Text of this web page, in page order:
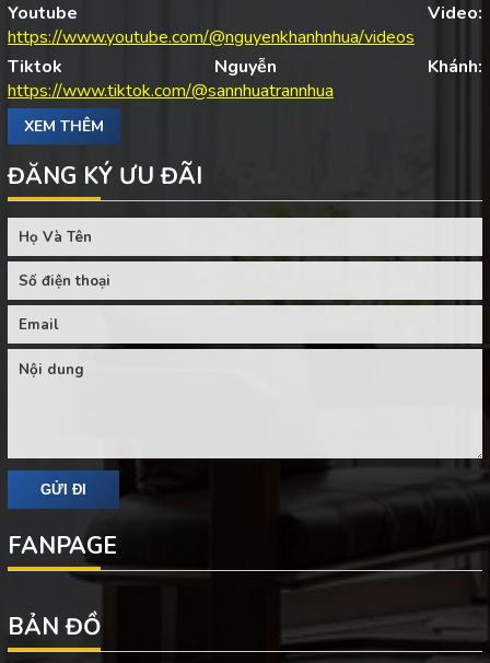
Youtube Video:
https://www.youtube.com/@nguyenkhanhnhua/videos
Tiktok Nguyễn Khánh:
https://www.tiktok.com/@sannhuatrannhua
XEM THÊM
ĐĂNG KÝ ƯU ĐÃI
FANPAGE
BẢN ĐỒ